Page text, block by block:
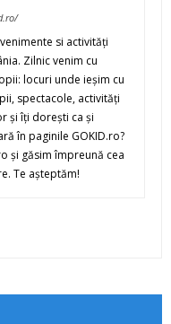
si activităţi
Zilnic venim cu
locuri unde ieşim cu
spectacole, activităţi
şi îţi doreşti ca şi
în paginile GOKID.ro?
şi găsim împreună cea
Te aşteptăm!